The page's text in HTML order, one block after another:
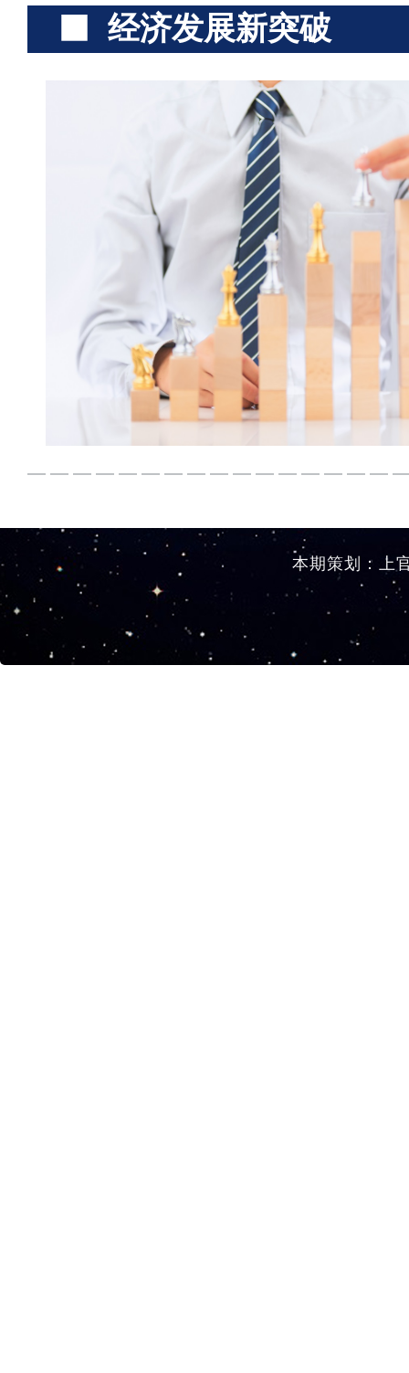
经济发展新突破
本期策划：上